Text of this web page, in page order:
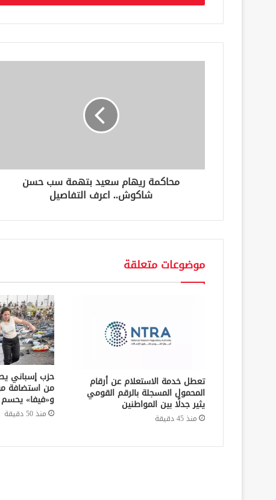
ب
ر
د
ك
ن
محاكمة ريهام سعيد بتهمة سب حسن
شاكوش.. اعرف التفاصيل
موضوعات متعلقة
تعطل خدمة الاستعلام عن أرقام
المحمول المسجلة بالرقم القومي
يثير جدلًا بين المواطنين
منذ 45 دقيقة
حزب إسباني
و«فيفا»
منذ 50 دقيقة